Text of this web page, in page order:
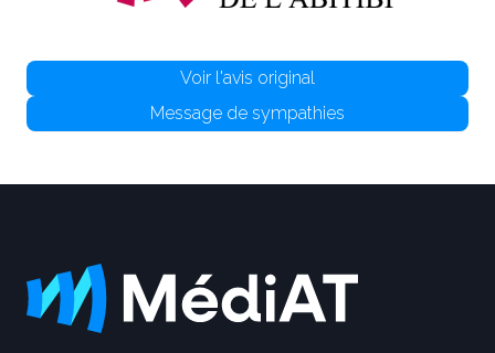
Voir l'avis original
Message de sympathies